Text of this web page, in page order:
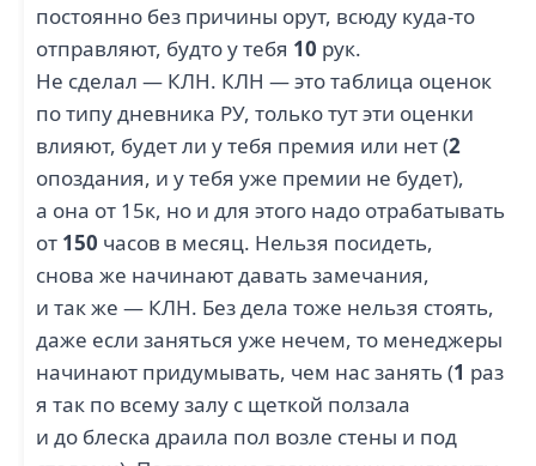
постоянно без причины орут, всюду куда-то
отправляют, будто у тебя 10 рук.
Не сделал — КЛН. КЛН — это таблица оценок
по типу дневника РУ, только тут эти оценки
влияют, будет ли у тебя премия или нет (2
опоздания, и у тебя уже премии не будет),
а она от 15к, но и для этого надо отрабатывать
от 150 часов в месяц. Нельзя посидеть,
снова же начинают давать замечания,
и так же — КЛН. Без дела тоже нельзя стоять,
даже если заняться уже нечем, то менеджеры
начинают придумывать, чем нас занять (1 раз
я так по всему залу с щеткой ползала
и до блеска драила пол возле стены и под